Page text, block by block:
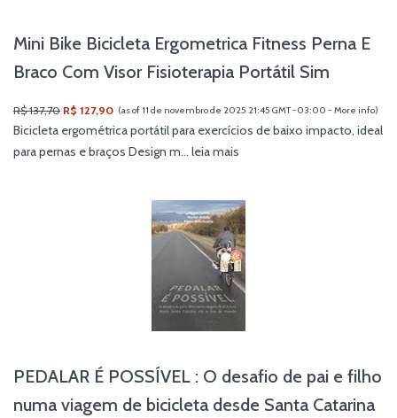
Mini Bike Bicicleta Ergometrica Fitness Perna E
Braco Com Visor Fisioterapia Portátil Sim
R$ 137,70 R$ 127,90 (as of 11 de novembro de 2025 21:45 GMT -03:00 -More info)
Bicicleta ergométrica portátil para exercícios de baixo impacto, ideal
para pernas e braços Design m... leia mais
PEDALAR É POSSÍVEL : O desafio de pai e filho
numa viagem de bicicleta desde Santa Catarina